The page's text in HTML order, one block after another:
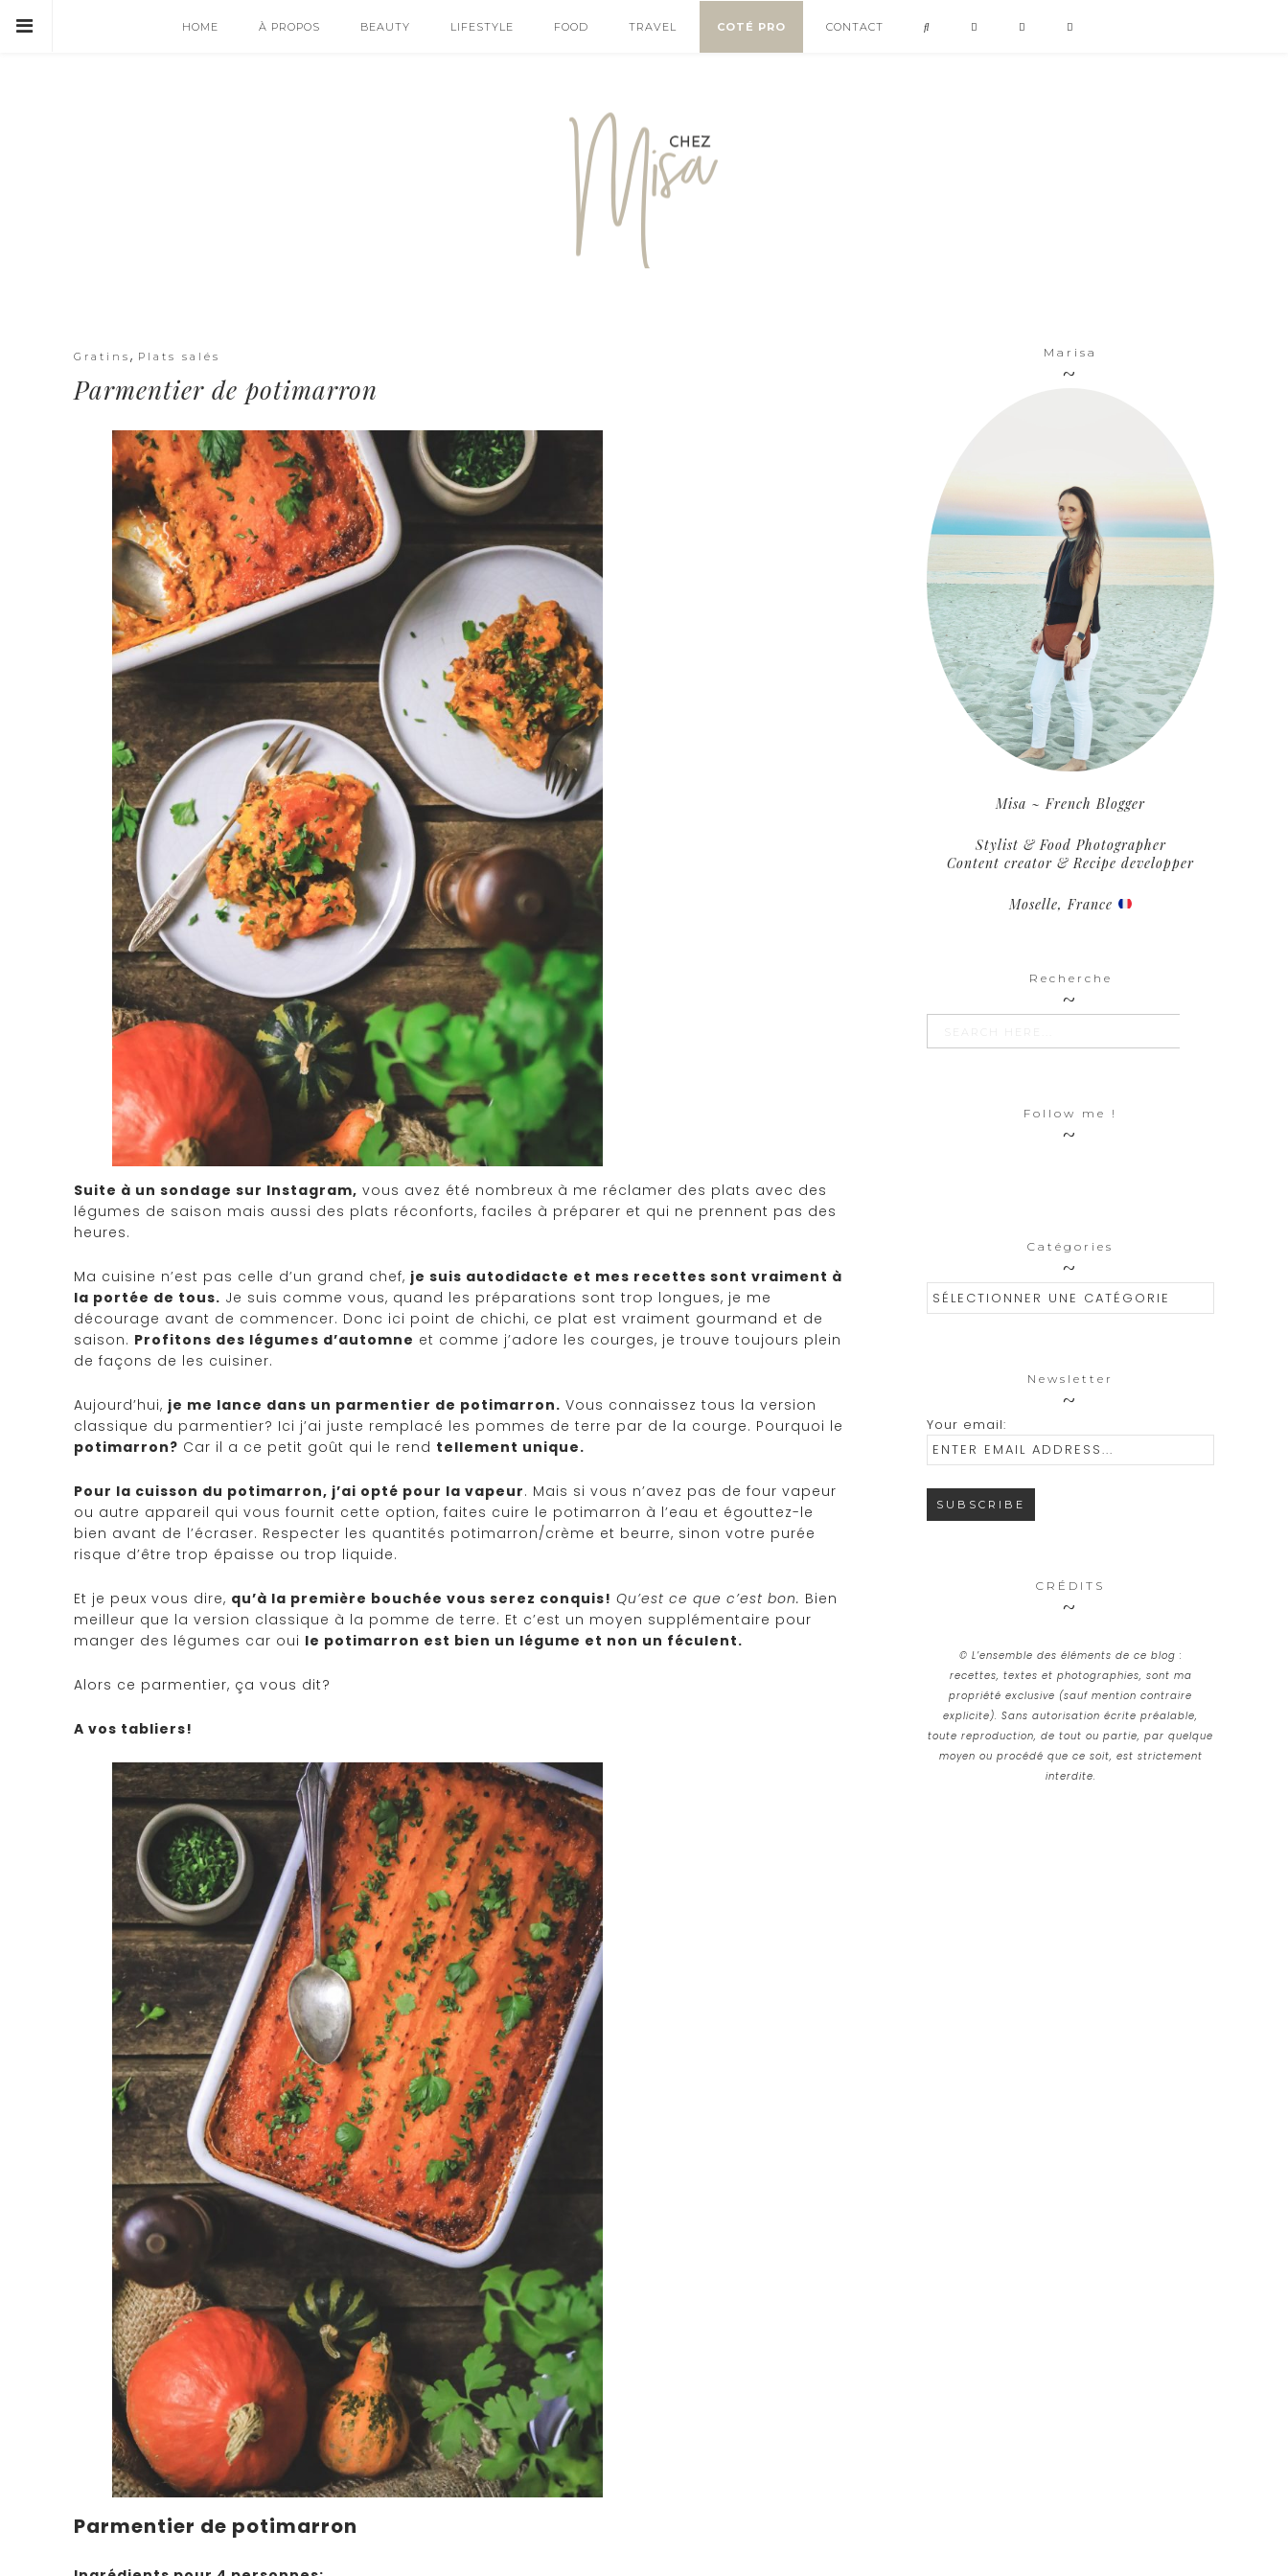
HOME À PROPOS BEAUTY LIFESTYLE FOOD TRAVEL COTÉ PRO CONTACT
Gratins , Plats salés
Parmentier de potimarron
Suite à un sondage sur Instagram, vous avez été nombreux à me réclamer des plats avec des
légumes de saison mais aussi des plats réconforts, faciles à préparer et qui ne prennent pas des
heures.
Ma cuisine n’est pas celle d’un grand chef, je suis autodidacte et mes recettes sont vraiment à
la portée de tous. Je suis comme vous, quand les préparations sont trop longues, je me
décourage avant de commencer. Donc ici point de chichi, ce plat est vraiment gourmand et de
saison. Profitons des légumes d’automne et comme j’adore les courges, je trouve toujours plein
de façons de les cuisiner.
Aujourd’hui, je me lance dans un parmentier de potimarron. Vous connaissez tous la version
classique du parmentier? Ici j’ai juste remplacé les pommes de terre par de la courge. Pourquoi le
potimarron? Car il a ce petit goût qui le rend tellement unique.
Pour la cuisson du potimarron, j’ai opté pour la vapeur. Mais si vous n’avez pas de four vapeur
ou autre appareil qui vous fournit cette option, faites cuire le potimarron à l’eau et égouttez-le
bien avant de l’écraser. Respecter les quantités potimarron/crème et beurre, sinon votre purée
risque d’être trop épaisse ou trop liquide.
Et je peux vous dire, qu’à la première bouchée vous serez conquis! Qu’est ce que c’est bon. Bien
meilleur que la version classique à la pomme de terre. Et c’est un moyen supplémentaire pour
manger des légumes car oui le potimarron est bien un légume et non un féculent.
Alors ce parmentier, ça vous dit?
A vos tabliers!
Parmentier de potimarron
Marisa
Misa ~ French Blogger
Stylist & Food Photographer
Content creator & Recipe developper
Moselle, France
Recherche
Search SEARCH BUTTON
Follow me !
Catégories
Catégories
Newsletter
Your email:
CRÉDITS
© L’ensemble des éléments de ce blog :
recettes, textes et photographies, sont ma
propriété exclusive (sauf mention contraire
explicite). Sans autorisation écrite préalable,
toute reproduction, de tout ou partie, par quelque
moyen ou procédé que ce soit, est strictement
interdite.